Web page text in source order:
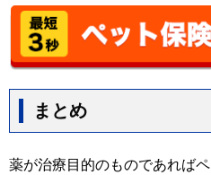
まとめ
薬が治療目的のものであれば